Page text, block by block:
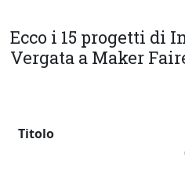
Ecco i 15 progetti di
Vergata a Maker
Titolo